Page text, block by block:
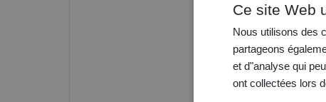
Prix du jour
Ce site Web
Nous utilisons des
partageons
et d"analyse qui
ont collectées lors